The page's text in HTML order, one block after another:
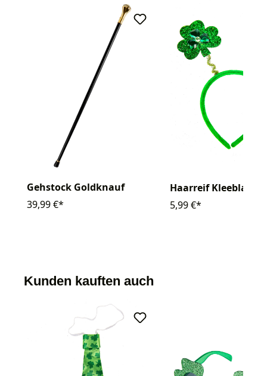
Gehstock Goldknauf
39,99 €*
Haarreif Kleeblatt
5,99 €*
Kunden kauften auch